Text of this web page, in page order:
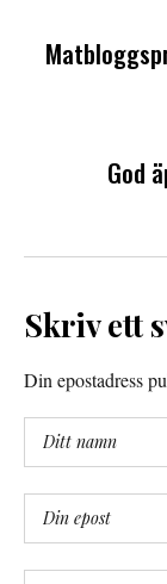
God
Skriv ett
Din epostadress